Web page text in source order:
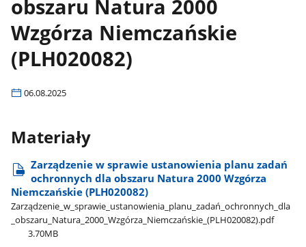
obszaru Natura 2000
Wzgórza Niemczańskie
(PLH020082)
06.08.2025
Materiały
Zarządzenie w sprawie ustanowienia planu zadań
ochronnych dla obszaru Natura 2000 Wzgórza
Niemczańskie (PLH020082)
Zarządzenie​_w​_sprawie​_ustanowienia​_planu​_zadań​_ochronnych​_dla​
_obszaru​_Natura​_2000​_Wzgórza​_Niemczańskie​_(PLH020082).pdf
3.70MB